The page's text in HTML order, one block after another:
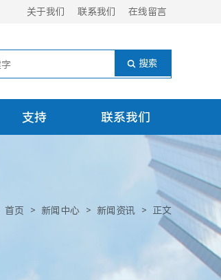
关于我们 联系我们 在线留言
支持 联系我们
首页 > 新闻中心 > 新闻资讯 > 正文